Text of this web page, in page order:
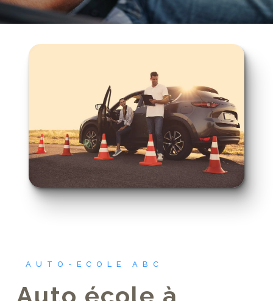
AUTO-ECOLE ABC